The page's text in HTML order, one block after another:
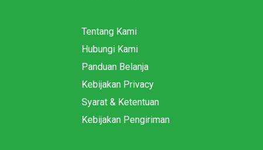
Tentang Kami
Hubungi Kami
Panduan Belanja
Kebijakan Privacy
Syarat & Ketentuan
Kebijakan Pengiriman